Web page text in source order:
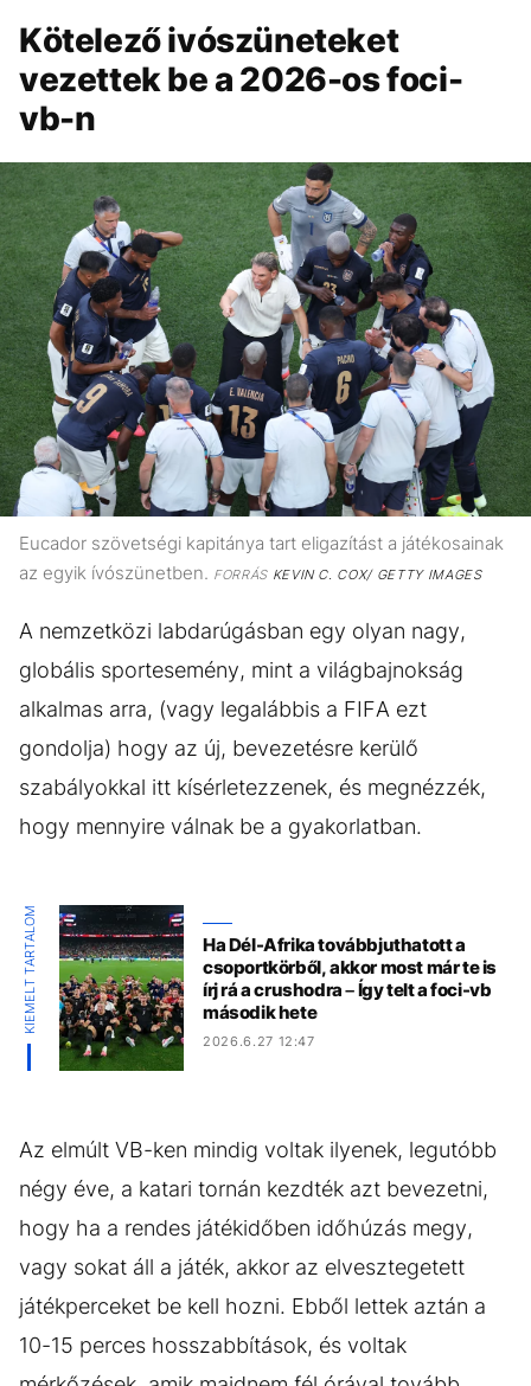
Kötelező ivószüneteket
vezettek be a 2026-os foci-
vb-n
Eucador szövetségi kapitánya tart eligazítást a játékosainak
az egyik ívószünetben. FORRÁSKEVIN C. COX/ GETTY IMAGES
A nemzetközi labdarúgásban egy olyan nagy,
globális sportesemény, mint a világbajnokság
alkalmas arra, (vagy legalábbis a FIFA ezt
gondolja) hogy az új, bevezetésre kerülő
szabályokkal itt kísérletezzenek, és megnézzék,
hogy mennyire válnak be a gyakorlatban.
KIEMELT TARTALOM
Ha Dél-Afrika továbbjuthatott a
csoportkörből, akkor most már te is
írj rá a crushodra – Így telt a foci-vb
második hete
2026.6.27 12:47
Az elmúlt VB-ken mindig voltak ilyenek, legutóbb
négy éve, a katari tornán kezdték azt bevezetni,
hogy ha a rendes játékidőben időhúzás megy,
vagy sokat áll a játék, akkor az elvesztegetett
játékperceket be kell hozni. Ebből lettek aztán a
10-15 perces hosszabbítások, és voltak